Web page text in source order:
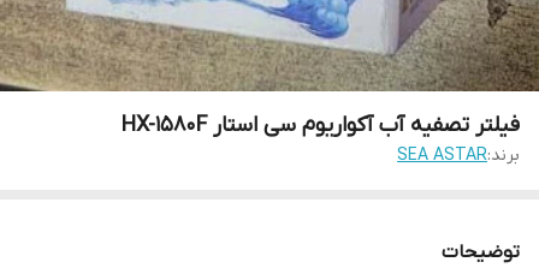
فیلتر تصفیه آب آکواریوم سی استار HX-1580F
برند:SEA ASTAR
توضیحات